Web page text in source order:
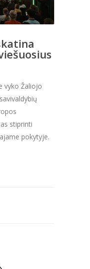
vyko Žaliojo
stiprinti
pokytyje.